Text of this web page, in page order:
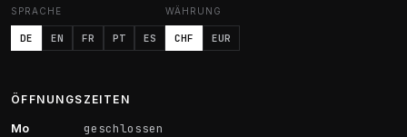
SPRACHE
DE EN FR PT ES
WÄHRUNG
CHF EUR
ÖFFNUNGSZEITEN
Mo geschlossen